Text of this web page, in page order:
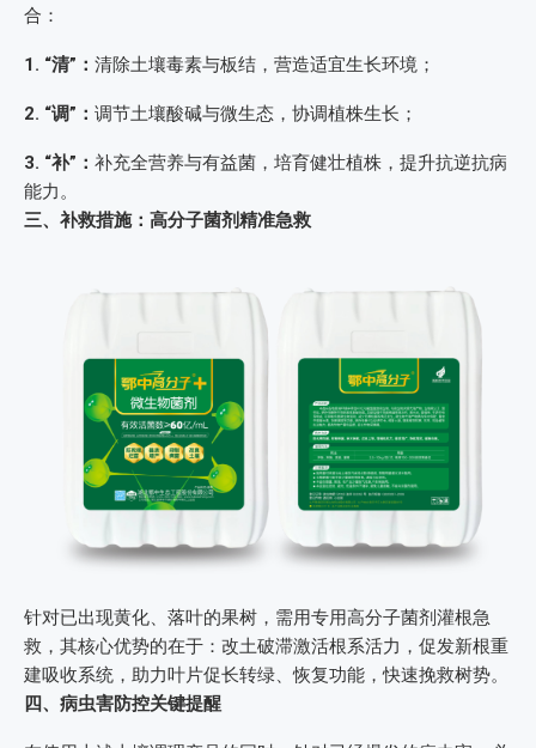
合：
1. “清”： 清除土壤毒素与板结，营造适宜生长环境；
2. “调”： 调节土壤酸碱与微生态，协调植株生长；
3. “补”： 补充全营养与有益菌，培育健壮植株，提升抗逆抗病
能力。
三、补救措施：高分子菌剂精准急救
针对已出现黄化、落叶的果树，需用专用高分子菌剂灌根急
救，其核心优势的在于：改土破滞激活根系活力，促发新根重
建吸收系统，助力叶片促长转绿、恢复功能，快速挽救树势。
四、病虫害防控关键提醒